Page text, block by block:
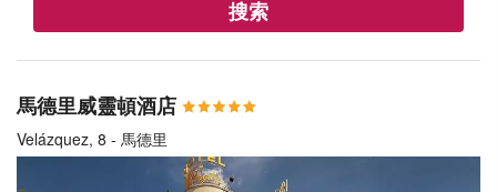
搜索
馬德里威靈頓酒店
Velázquez, 8 - 馬德里